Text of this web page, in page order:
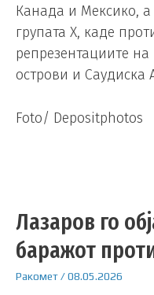
Канада и Мексико, а
групата Х, каде
репрезентациите на
острови и Саудиска
Foto/ Depositphotos
Лазаров го
баражот
Ракомет/08.05.2026